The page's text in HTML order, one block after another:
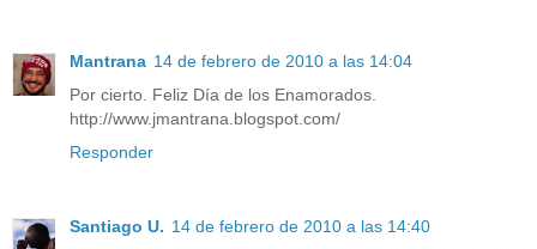
Mantrana 14 de febrero de 2010 a las 14:04
Por cierto. Feliz Día de los Enamorados.
http://www.jmantrana.blogspot.com/
Responder
Santiago U. 14 de febrero de 2010 a las 14:40